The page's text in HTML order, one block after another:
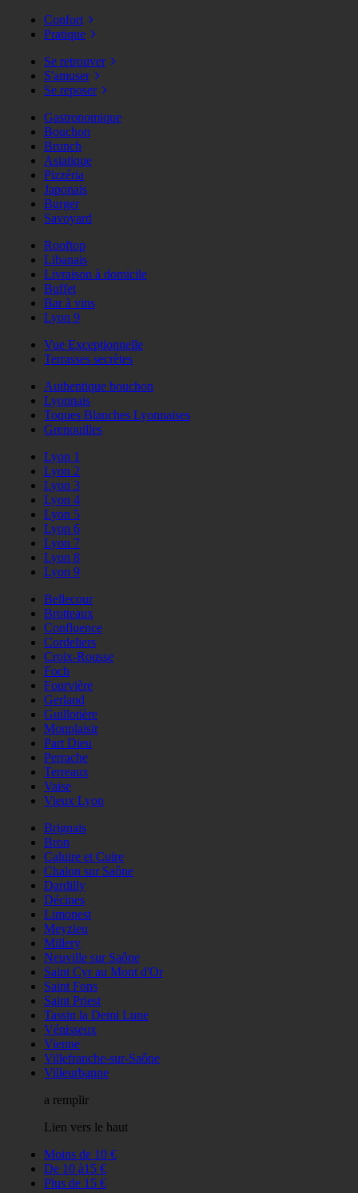
Confort
Pratique
Se retrouver
S'amuser
Se reposer
Gastronomique
Bouchon
Brunch
Asiatique
Pizzéria
Japonais
Burger
Savoyard
Rooftop
Libanais
Livraison à domicile
Buffet
Bar à vins
Lyon 9
Vue Exceptionnelle
Terrasses secrètes
Authentique bouchon
Lyonnais
Toques Blanches Lyonnaises
Grenouilles
Lyon 1
Lyon 2
Lyon 3
Lyon 4
Lyon 5
Lyon 6
Lyon 7
Lyon 8
Lyon 9
Bellecour
Brotteaux
Confluence
Cordeliers
Croix-Rousse
Foch
Fourvière
Gerland
Guillotière
Monplaisir
Part Dieu
Perrache
Terreaux
Vaise
Vieux Lyon
Brignais
Bron
Caluire et Cuire
Chalon sur Saône
Dardilly
Décines
Limonest
Meyzieu
Millery
Neuville sur Saône
Saint Cyr au Mont d'Or
Saint Fons
Saint Priest
Tassin la Demi Lune
Vénisseux
Vienne
Villefranche-sur-Saône
Villeurbanne
a remplir
Lien vers le haut
Moins de 10 €
De 10 à15 €
Plus de 15 €